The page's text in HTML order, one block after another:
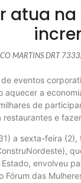
atua
MARTINS DRT
eventos
aquecer a
de
restaurantes e
a sexta-feira (2),
Estado, envolveu
Fórum das